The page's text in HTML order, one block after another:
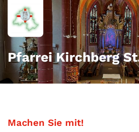
Zum Inhalt springen
Pfarrei Kirchberg
Machen Sie mit!: